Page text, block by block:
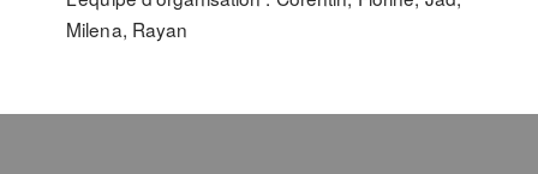
Milena, Rayan